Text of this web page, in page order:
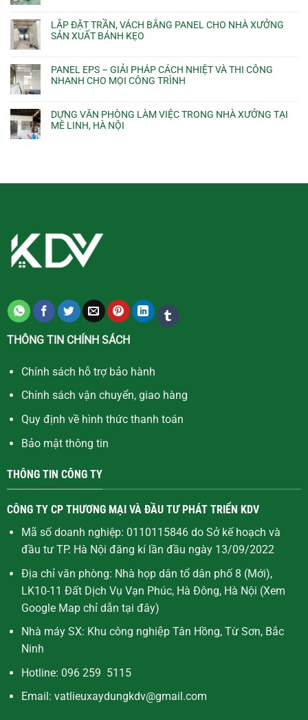
LẮP ĐẶT TRẦN, VÁCH BẰNG PANEL CHO NHÀ XƯỞNG
SẢN XUẤT BÁNH KẸO
PANEL EPS – GIẢI PHÁP CÁCH NHIỆT VÀ THI CÔNG
NHANH CHO MỌI CÔNG TRÌNH
DỰNG VĂN PHÒNG LÀM VIỆC TRONG NHÀ XƯỞNG TẠI
MÊ LINH, HÀ NỘI
THÔNG TIN CHÍNH SÁCH
Chính sách hỗ trợ bảo hành
Chính sách vận chuyển, giao hàng
Quy định về hình thức thanh toán
Bảo mật thông tin
THÔNG TIN CÔNG TY
CÔNG TY CP THƯƠNG MẠI VÀ ĐẦU TƯ PHÁT TRIỂN KDV
Mã số doanh nghiệp: 0110115846 do Sở kế hoạch và
đầu tư TP. Hà Nội đăng kí lần đầu ngày 13/09/2022
Địa chỉ văn phòng: Nhà họp dân tổ dân phố 8 (Mới),
LK10-11 Đất Dịch Vụ Vạn Phúc, Hà Đông, Hà Nội (Xem
Google Map chỉ dẫn tại đây)
Nhà máy SX: Khu công nghiệp Tân Hồng, Từ Sơn, Bắc
Ninh
Hotline: 096 259 5115
Email: vatlieuxaydungkdv@gmail.com